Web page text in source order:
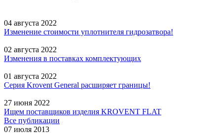
04 августа 2022
Изменение стоимости уплотнителя гидрозатвора!
02 августа 2022
Изменения в поставках комплектующих
01 августа 2022
Серия Krovent General расширяет границы!
27 июня 2022
Ищем поставщиков изделия KROVENT FLAT
Все публикации
07 июля 2013